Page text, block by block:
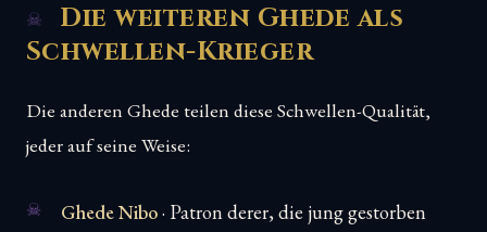
Die weiteren Ghede als
Schwellen-Krieger
Die anderen Ghede teilen diese Schwellen-Qualität,
jeder auf seine Weise:
Ghede Nibo· Patron derer, die jung gestorben